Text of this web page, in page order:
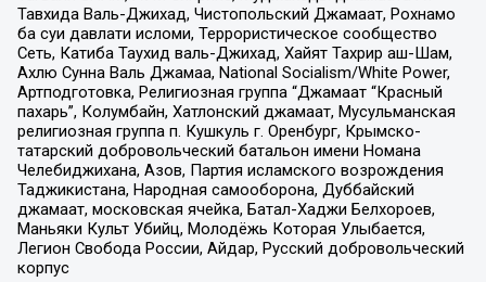
Тавхида Валь-Джихад, Чистопольский Джамаат, Рохнамо
ба суи давлати исломи, Террористическое сообщество
Сеть, Катиба Таухид валь-Джихад, Хайят Тахрир аш-Шам,
Ахлю Сунна Валь Джамаа, National Socialism/White Power,
Артподготовка, Религиозная группа “Джамаат “Красный
пахарь”, Колумбайн, Хатлонский джамаат, Мусульманская
религиозная группа п. Кушкуль г. Оренбург, Крымско-
татарский добровольческий батальон имени Номана
Челебиджихана, Азов, Партия исламского возрождения
Таджикистана, Народная самооборона, Дуббайский
джамаат, московская ячейка, Батал-Хаджи Белхороев,
Маньяки Культ Убийц, Молодёжь Которая Улыбается,
Легион Свобода России, Айдар, Русский добровольческий
корпус